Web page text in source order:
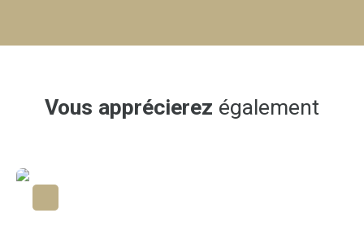
Vous apprécierez également